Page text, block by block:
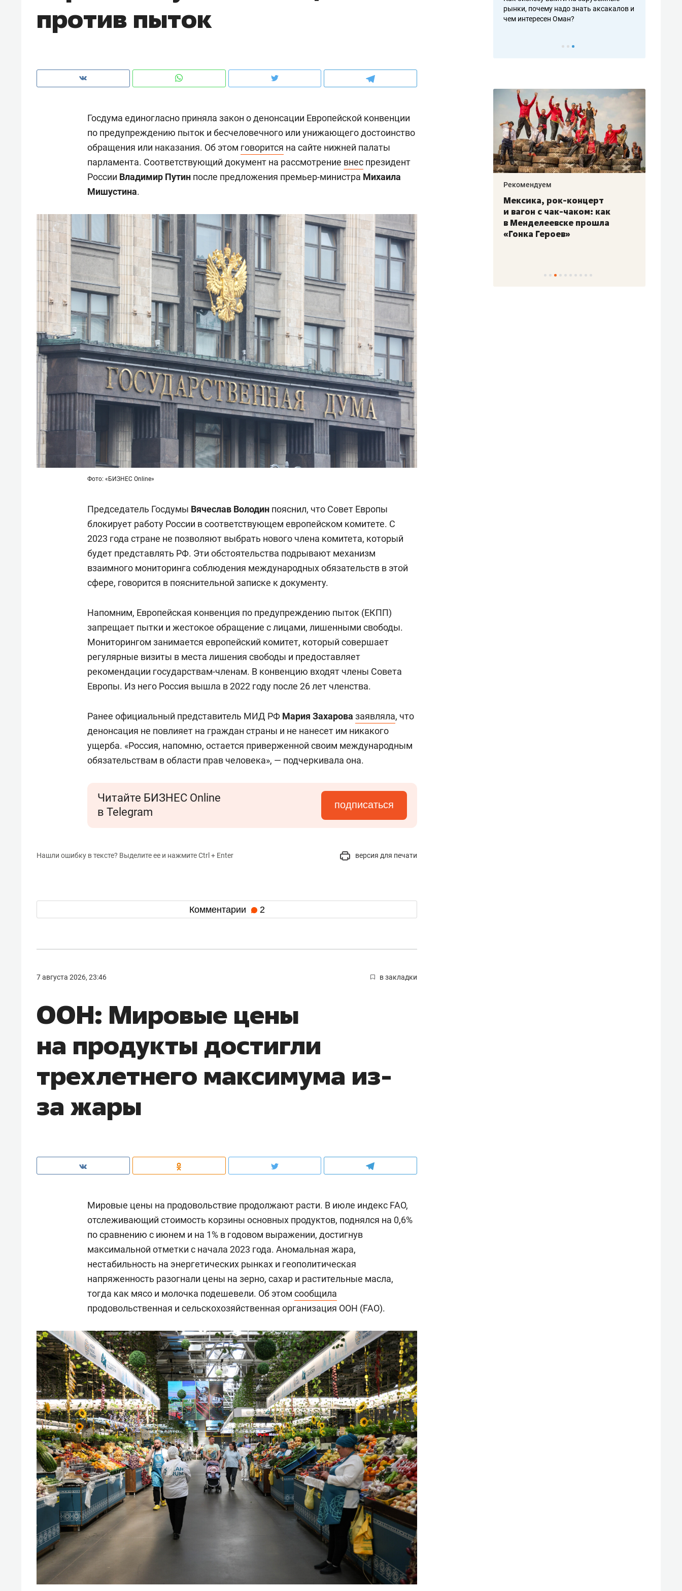
против пыток
Госдума единогласно приняла закон о денонсации Европейской конвенции
по предупреждению пыток и бесчеловечного или унижающего достоинство
обращения или наказания. Об этом говорится на сайте нижней палаты
парламента. Соответствующий документ на рассмотрение внес президент
России Владимир Путин после предложения премьер-министра Михаила
Мишустина.
Фото: «БИЗНЕС Online»
Председатель Госдумы Вячеслав Володин пояснил, что Совет Европы
блокирует работу России в соответствующем европейском комитете. С
2023 года стране не позволяют выбрать нового члена комитета, который
будет представлять РФ. Эти обстоятельства подрывают механизм
взаимного мониторинга соблюдения международных обязательств в этой
сфере, говорится в пояснительной записке к документу.
Напомним, Европейская конвенция по предупреждению пыток (ЕКПП)
запрещает пытки и жестокое обращение с лицами, лишенными свободы.
Мониторингом занимается европейский комитет, который совершает
регулярные визиты в места лишения свободы и предоставляет
рекомендации государствам-членам. В конвенцию входят члены Совета
Европы. Из него Россия вышла в 2022 году после 26 лет членства.
Ранее официальный представитель МИД РФ Мария Захарова заявляла, что
денонсация не повлияет на граждан страны и не нанесет им никакого
ущерба. «Россия, напомню, остается приверженной своим международным
обязательствам в области прав человека», — подчеркивала она.
Читайте БИЗНЕС Online
в Telegram
подписаться
Нашли ошибку в тексте? Выделите ее и нажмите Ctrl + Enter версия для печати
Комментарии 2
7 августа 2026, 23:46 в закладки
ООН: Мировые цены
на продукты достигли
трехлетнего максимума из-
за жары
Мировые цены на продовольствие продолжают расти. В июле индекс FAO,
отслеживающий стоимость корзины основных продуктов, поднялся на 0,6%
по сравнению с июнем и на 1% в годовом выражении, достигнув
максимальной отметки с начала 2023 года. Аномальная жара,
нестабильность на энергетических рынках и геополитическая
напряженность разогнали цены на зерно, сахар и растительные масла,
тогда как мясо и молочка подешевели. Об этом сообщила
продовольственная и сельскохозяйственная организация ООН (FAO).
чем интересен Оман?
рынки, почему надо знать аксакалов и
чем интересен Оман?
Как ГК «МИР ГРУПП» и ВТБ
создают оазис жилого
комфорта под Казанью
Рекомендуем
ID вместо ключа: какой будет
безопасность в ЖК «Нова»
Рекомендуем
природе, работа
с ментальным и физическим
состоянием как основа
антихрупких команд
Рекомендуем
Мексика, рок-концерт
и вагон с чак-чаком: как
в Менделеевске прошла
«Гонка Героев»